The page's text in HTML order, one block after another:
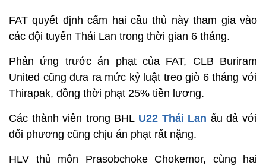
FAT quyết định cấm hai cầu thủ này tham gia vào
các đội tuyển Thái Lan trong thời gian 6 tháng.
Phản ứng trước án phạt của FAT, CLB Buriram
United cũng đưa ra mức kỷ luật treo giò 6 tháng với
Thirapak, đồng thời phạt 25% tiền lương.
Các thành viên trong BHL U22 Thái Lan ẩu đả với
đối phương cũng chịu án phạt rất nặng.
HLV thủ môn Prasobchoke Chokemor, cùng hai